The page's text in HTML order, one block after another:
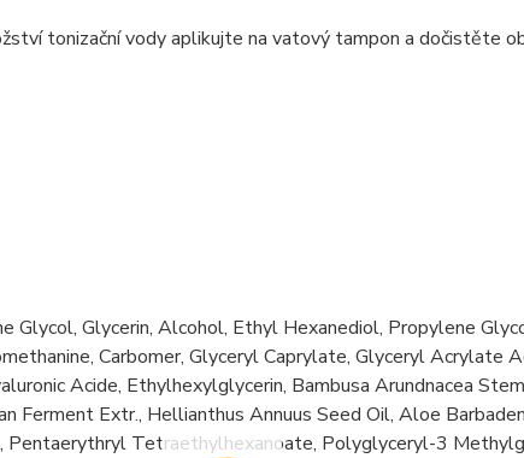
tonizační vody aplikujte na vatový tampon a dočistěte
Glycol, Glycerin, Alcohol, Ethyl Hexanediol, Propylene
Carbomer, Glyceryl Caprylate, Glyceryl Acrylate
Acide, Ethylhexylglycerin, Bambusa Arundnacea
Ferment Extr., Hellianthus Annuus Seed Oil, Aloe
Pentaerythryl Tetraethylhexanoate, Polyglyceryl-3